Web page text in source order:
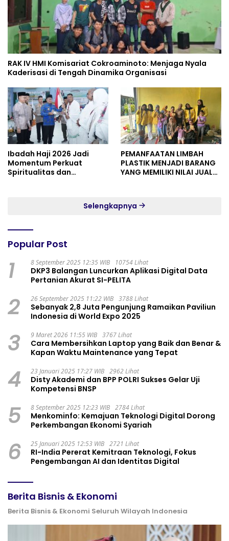
RAK IV HMI Komisariat Cokroaminoto: Menjaga Nyala
Kaderisasi di Tengah Dinamika Organisasi
Ibadah Haji 2026 Jadi
Momentum Perkuat
Spiritualitas dan
PEMANFAATAN LIMBAH
PLASTIK MENJADI BARANG
YANG MEMILIKI NILAI JUAL
Selengkapnya
Popular Post
1 8 September 2025 12:35 WIB 10754 Lihat
DKP3 Balangan Luncurkan Aplikasi Digital Data
Pertanian Akurat SI-PELITA
2 26 September 2025 11:22 WIB 3788 Lihat
Sebanyak 2,8 Juta Pengunjung Ramaikan Paviliun
Indonesia di World Expo 2025
3 9 Maret 2026 11:55 WIB 3767 Lihat
Cara Membersihkan Laptop yang Baik dan Benar &
Kapan Waktu Maintenance yang Tepat
4 23 Januari 2025 17:27 WIB 2962 Lihat
Disty Akademi dan BPP POLRI Sukses Gelar Uji
Kompetensi BNSP
5 8 September 2025 12:23 WIB 2784 Lihat
Menkominfo: Kemajuan Teknologi Digital Dorong
Perkembangan Ekonomi Syariah
6 25 Januari 2025 12:53 WIB 2721 Lihat
RI-India Pererat Kemitraan Teknologi, Fokus
Pengembangan AI dan Identitas Digital
Berita Bisnis & Ekonomi
Berita Bisnis & Ekonomi Seluruh Wilayah Indonesia